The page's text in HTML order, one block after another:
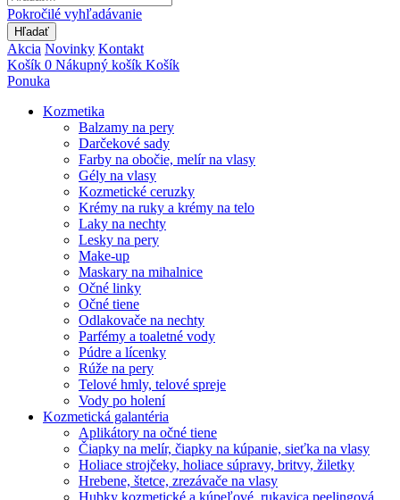
Pokročilé vyhľadávanie
Hľadať
Akcia Novinky Kontakt
Košík 0 Nákupný košík Košík
Ponuka
Kozmetika
Balzamy na pery
Darčekové sady
Farby na obočie, melír na vlasy
Gély na vlasy
Kozmetické ceruzky
Krémy na ruky a krémy na telo
Laky na nechty
Lesky na pery
Make-up
Maskary na mihalnice
Očné linky
Očné tiene
Odlakovače na nechty
Parfémy a toaletné vody
Púdre a lícenky
Rúže na pery
Telové hmly, telové spreje
Vody po holení
Kozmetická galantéria
Aplikátory na očné tiene
Čiapky na melír, čiapky na kúpanie, sieťka na vlasy
Holiace strojčeky, holiace súpravy, britvy, žiletky
Hrebene, štetce, zrezávače na vlasy
Hubky kozmetické a kúpeľové, rukavica peelingová